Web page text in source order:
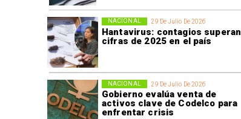
29 De Julio De 2026
Hantavirus: contagios superan
cifras de 2025 en el país
NACIONAL
29 De Julio De 2026
Gobierno evalúa venta de
activos clave de Codelco para
enfrentar crisis
NACIONAL